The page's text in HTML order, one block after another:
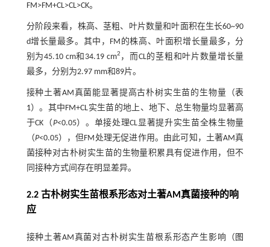
FM>FM+CL>CL>CK。
分阶段来看，株高、茎粗、叶片数量和叶面积在生长60~90
d增长量最多。其中，FM的株高、叶面积增长量最多，分
别为45.10 cm和34.19 cm2 ，而CL的茎粗和叶片数量增长量
最多，分别为2.97 mm和89片。
接种土著AM真菌能显著提高古朴树实生苗的生物量（表
1）。其中FM+CL实生苗的地上、地下、总生物量均显著高
于CK（P<0.05）。单接处理CL显著提升实生苗全株生物量
（P<0.05），但FM处理无促进作用。由此可知，土著AM真
菌接种对古朴树实生苗的生物量积累具有促进作用，但不
同接种方式间存在明显差异。
2.2 古朴树实生苗根系形态对土著AM真菌接种的响
应
接种土著AM真菌对古朴树实生苗根系形态产生影响（ 图